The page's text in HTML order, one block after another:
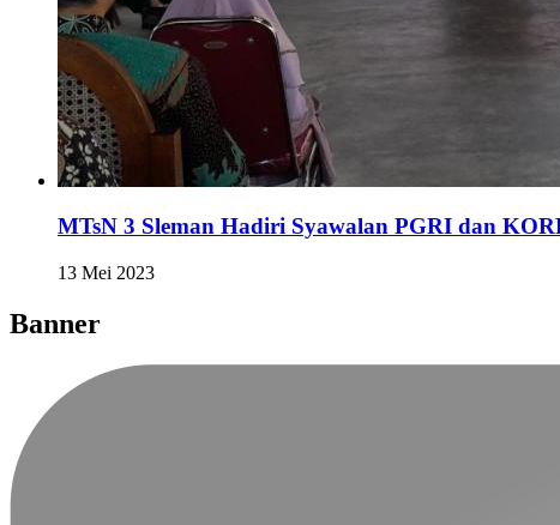
MTsN 3 Sleman Hadiri Syawalan PGRI dan
13 Mei 2023
Banner